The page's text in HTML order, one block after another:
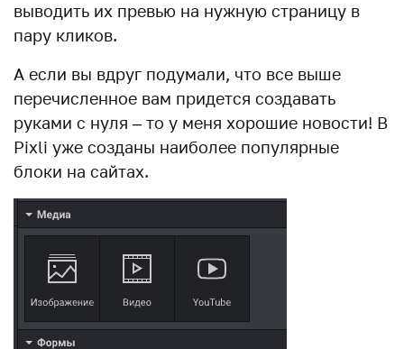
выводить их превью на нужную страницу в
пару кликов.
А если вы вдруг подумали, что все выше
перечисленное вам придется создавать
руками с нуля – то у меня хорошие новости! В
Pixli уже созданы наиболее популярные
блоки на сайтах.